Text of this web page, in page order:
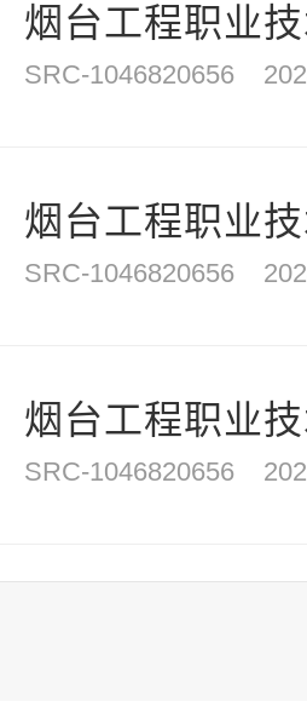
烟台工程职业
SRC-1046820656
烟台工程职业
SRC-1046820656
烟台工程职业
SRC-1046820656